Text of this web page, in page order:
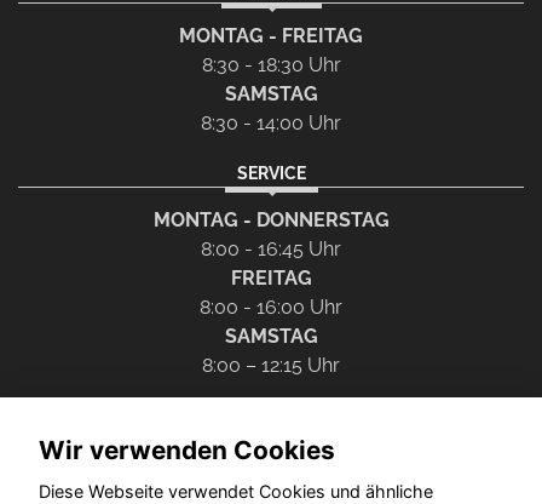
MONTAG - FREITAG
8:30 - 18:30 Uhr
SAMSTAG
8:30 - 14:00 Uhr
SERVICE
MONTAG - DONNERSTAG
8:00 - 16:45 Uhr
FREITAG
8:00 - 16:00 Uhr
SAMSTAG
8:00 – 12:15 Uhr
MONTAG - DONNERSTAG
8:00 - 16:45 Uhr
Wir verwenden Cookies
Diese Webseite verwendet Cookies und ähnliche